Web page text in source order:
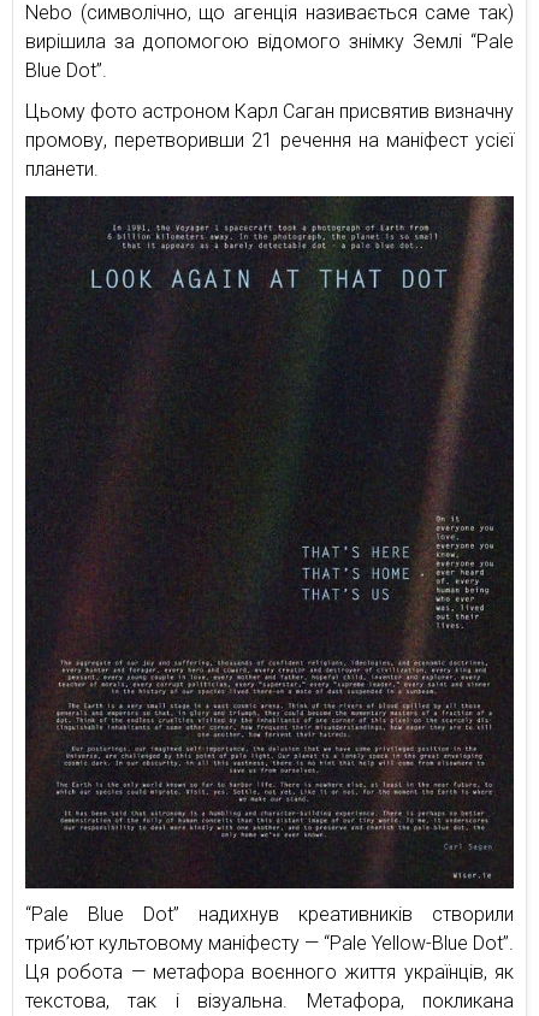
Nebo (символічно, що агенція називається саме так)
вирішила за допомогою відомого знімку Землі “Pale
Blue Dot”.
Цьому фото астроном Карл Саган присвятив визначну
промову, перетворивши 21 речення на маніфест усієї
планети.
“Pale Blue Dot” надихнув креативників створили
триб’ют культовому маніфесту — “Pale Yellow-Blue Dot”.
Ця робота — метафора воєнного життя українців, як
текстова, так і візуальна. Метафора, покликана